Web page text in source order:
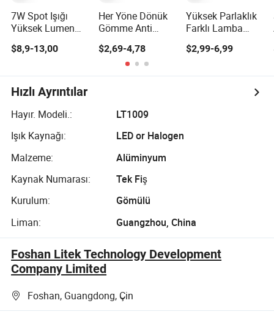
7W Spot Işığı
Yüksek Lumen
Işığı 1-25W
Akvaryum Işığı
Bahçe Çim
Peyzaj ve Ağaç
Aydınlatma Spot
Çim Spot Işığı
$8,9-13,00
Her Yöne Dönük
Gömme Anti
Alüminyum İç
Mekan Otel
Projesi 3W 5W
$2,69-4,78
Yüksek Parlaklık
Farklı Lamba
Alüminyum LED
Spot Işık
$2,99-6,99
Hızlı Ayrıntılar
Hayır. Modeli.:
LT1009
Işık Kaynağı:
LED or Halogen
Malzeme:
Alüminyum
Kaynak Numarası:
Tek Fiş
Kurulum:
Gömülü
Liman:
Guangzhou, China
Foshan Litek Technology Development
Company Limited
Foshan, Guangdong, Çin